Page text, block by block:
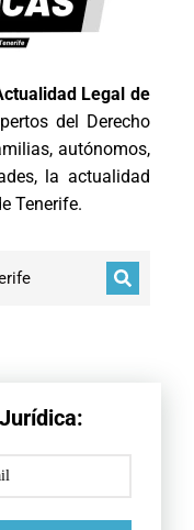
Legal de
del Derecho
autónomos,
la actualidad
Tenerife.